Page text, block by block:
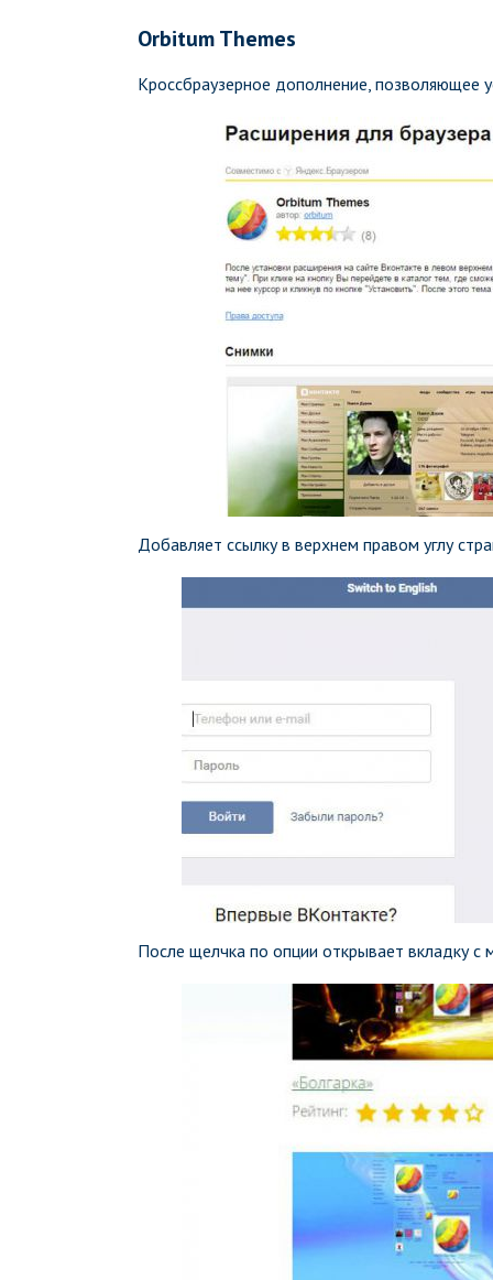
Orbitum Themes
Кроссбраузерное дополнение, позволяющее
Добавляет ссылку в верхнем правом углу
После щелчка по опции открывает вкладку с